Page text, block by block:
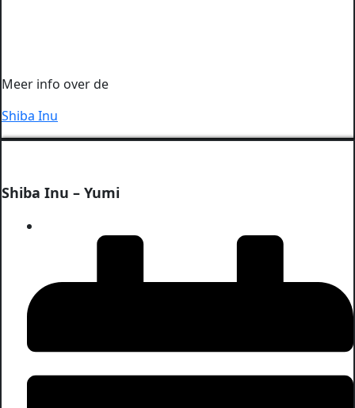
Meer info over de
Shiba Inu
Shiba Inu – Yumi